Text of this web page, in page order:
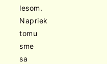
lesom.
Napriek
tomu
sme
sa